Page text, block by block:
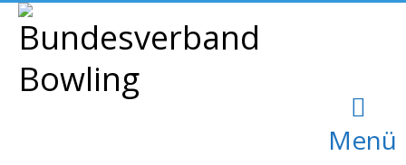
Menü